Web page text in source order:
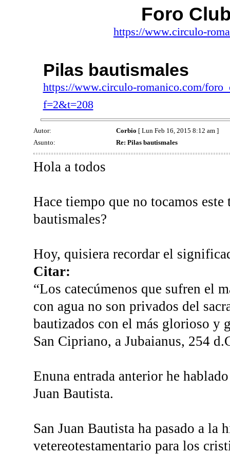
Foro
https://www.circulo-
Pilas bautismales
https://www.circulo-romanico.com/
f=2&t=208
Autor: Corbio [ Lun Feb 16, 2015 8:12 am ]
Asunto:
Re: Pilas bautismales
Hola a todos
Hace tiempo que no tocamos
bautismales?
Hoy, quisiera recordar el
Citar:
“Los catecúmenos que sufren el
con agua no son privados del
bautizados con el más glorioso y
San Cipriano, a Jubaianus, 254
Enuna entrada anterior he
Juan Bautista.
San Juan Bautista ha pasado a
vetereotestamentario para los